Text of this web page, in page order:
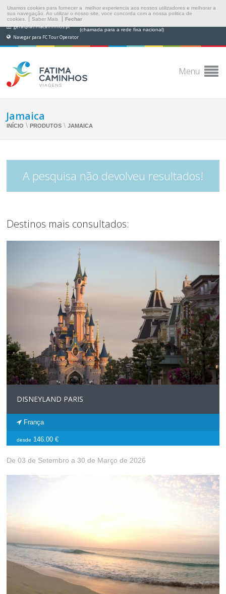
Usamos cookies para fornecer a melhor experiencia aos nossos utilizadores e melhorar a
sua navegação. Ao utilizar o nosso site, voce concorda com a nossa politica de
cookies.
Saber Mais Fechar
geral@fatimacaminhos.pt (chamada para a rede fixa nacional)
Navegar para FC Tour Operator
Menu
Jamaica
INÍCIO \ PRODUTOS \ JAMAICA
A pesquisa não devolveu resultados!
Destinos mais consultados:
DISNEYLAND PARIS
França
desde 146.00 €
De 03 de Setembro a 30 de Março de 2026